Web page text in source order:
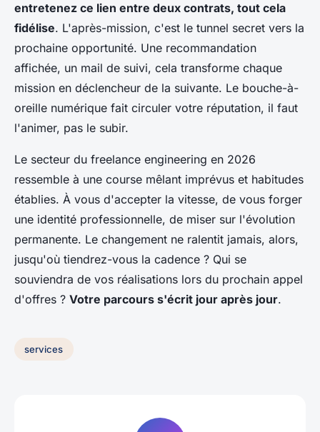
entretenez ce lien entre deux contrats, tout cela
fidélise. L'après-mission, c'est le tunnel secret vers la
prochaine opportunité. Une recommandation
affichée, un mail de suivi, cela transforme chaque
mission en déclencheur de la suivante. Le bouche-à-
oreille numérique fait circuler votre réputation, il faut
l'animer, pas le subir.
Le secteur du freelance engineering en 2026
ressemble à une course mêlant imprévus et habitudes
établies. À vous d'accepter la vitesse, de vous forger
une identité professionnelle, de miser sur l'évolution
permanente. Le changement ne ralentit jamais, alors,
jusqu'où tiendrez-vous la cadence ? Qui se
souviendra de vos réalisations lors du prochain appel
d'offres ? Votre parcours s'écrit jour après jour.
services